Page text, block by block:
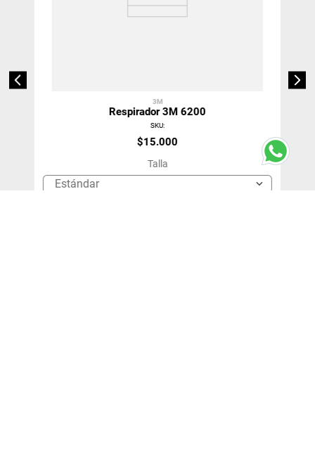
3M
Respirador 3M 6200
SKU:
$15.000
Talla
Estándar